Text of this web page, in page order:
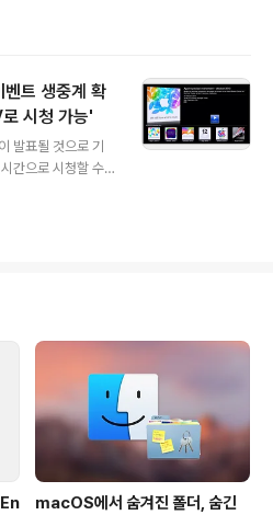
경과 이벤트를 실
로', 애플의 차세대
가 iLife/iWork 등
같은 키노트가 펼
Apple Store관련
트 실시간 중계 사
2 발표' • 애..
트 생중계 확
시청 가능'
발표될 것으로 기
간으로 시청할 수
터 맥이나 아이폰,
니다. ▼ 생중계
는 미국 태평양 기
로는 23일 새벽 2시
공하는 것과는 별
간 중계를 진행할
macOS에서 숨겨진 폴더, 숨긴